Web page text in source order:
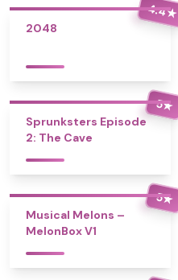
4.4★
2048
5★
Sprunksters Episode
2: The Cave
5★
Musical Melons –
MelonBox V1